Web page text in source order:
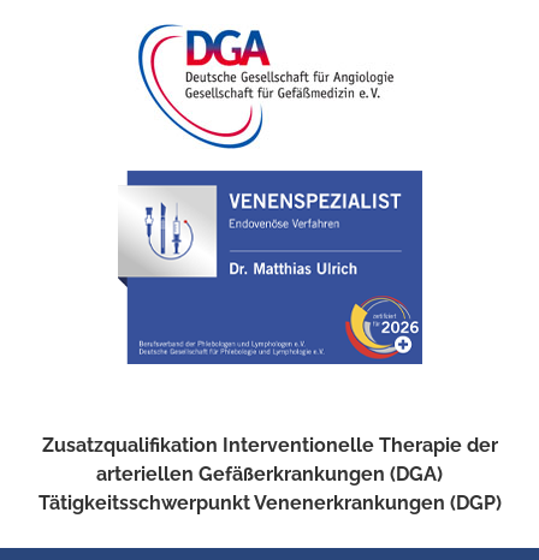
Zusatzqualifikation Interventionelle Therapie der
arteriellen Gefäßerkrankungen (DGA)
Tätigkeitsschwerpunkt Venenerkrankungen (DGP)